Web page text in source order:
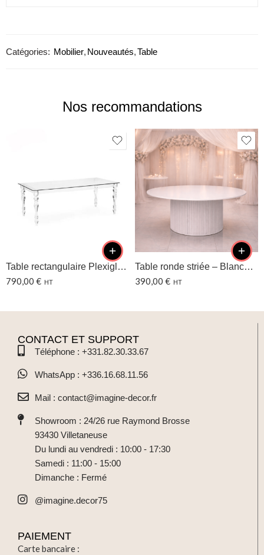
Catégories: Mobilier, Nouveautés,Table
Nos recommandations
Table rectangulaire Plexiglas – 120x240CM
790,00 € HT
Table ronde striée – Blanche Ø150 CM
390,00 € HT
CONTACT ET SUPPORT
Téléphone : +331.82.30.33.67
WhatsApp : +336.16.68.11.56
Mail : contact@imagine-decor.fr
Showroom : 24/26 rue Raymond Brosse
93430 Villetaneuse
Du lundi au vendredi : 10:00 - 17:30
Samedi : 11:00 - 15:00
Dimanche : Fermé
@imagine.decor75
PAIEMENT
Carte bancaire :